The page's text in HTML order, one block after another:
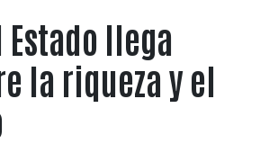
Estado llega
la riqueza y el